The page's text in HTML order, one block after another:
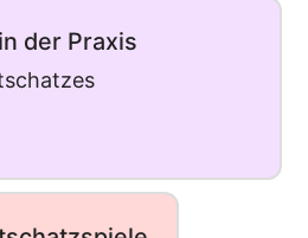
der Praxis